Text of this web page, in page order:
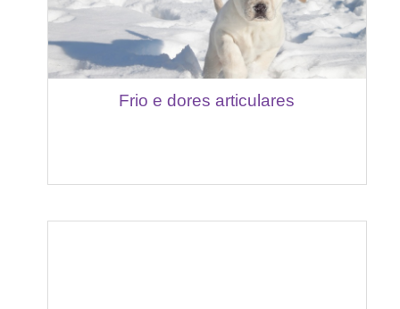
Frio e dores articulares